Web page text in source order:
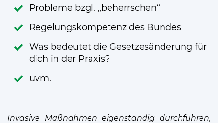
Probleme bzgl. „beherrschen“
Regelungskompetenz des Bundes
Was bedeutet die Gesetzesänderung für
dich in der Praxis?
uvm.
Invasive Maßnahmen eigenständig durchführen,